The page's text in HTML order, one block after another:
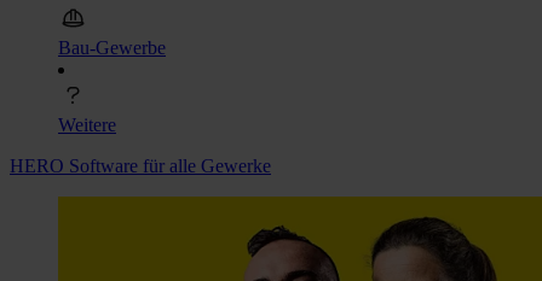
Bau-Gewerbe
Weitere
HERO Software für alle Gewerke